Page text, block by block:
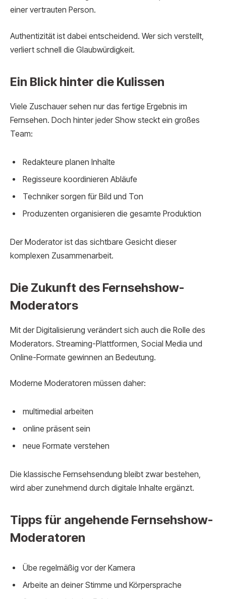
einer vertrauten Person.
Authentizität ist dabei entscheidend. Wer sich verstellt,
verliert schnell die Glaubwürdigkeit.
Ein Blick hinter die Kulissen
Viele Zuschauer sehen nur das fertige Ergebnis im
Fernsehen. Doch hinter jeder Show steckt ein großes
Team:
Redakteure planen Inhalte
Regisseure koordinieren Abläufe
Techniker sorgen für Bild und Ton
Produzenten organisieren die gesamte Produktion
Der Moderator ist das sichtbare Gesicht dieser
komplexen Zusammenarbeit.
Die Zukunft des Fernsehshow-
Moderators
Mit der Digitalisierung verändert sich auch die Rolle des
Moderators. Streaming-Plattformen, Social Media und
Online-Formate gewinnen an Bedeutung.
Moderne Moderatoren müssen daher:
multimedial arbeiten
online präsent sein
neue Formate verstehen
Die klassische Fernsehsendung bleibt zwar bestehen,
wird aber zunehmend durch digitale Inhalte ergänzt.
Tipps für angehende Fernsehshow-
Moderatoren
Übe regelmäßig vor der Kamera
Arbeite an deiner Stimme und Körpersprache